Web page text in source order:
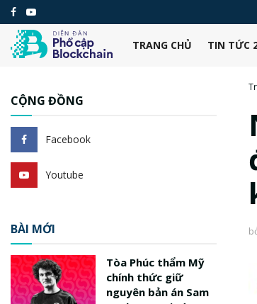
TRANG CHỦ TIN TỨC
CỘNG ĐỒNG
Facebook
Youtube
BÀI MỚI
Tòa Phúc thẩm Mỹ
chính thức giữ
nguyên bản án Sam